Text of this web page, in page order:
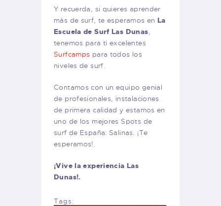
Y recuerda, si quieres aprender
más de surf, te esperamos en La
Escuela de Surf Las Dunas,
tenemos para ti excelentes
Surfcamps para todos los
niveles de surf.
Contamos con un equipo genial
de profesionales, instalaciones
de primera calidad y estamos en
uno de los mejores Spots de
surf de España: Salinas. ¡Te
esperamos!.
¡Vive la experiencia Las
Dunas!.
Tags: